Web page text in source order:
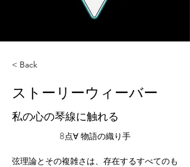
< Back
ストーリーウィーバー
私の心の琴線に触れる
8点∀ 物語の織り手
弦理論とその複雑さは、存在するすべてのも